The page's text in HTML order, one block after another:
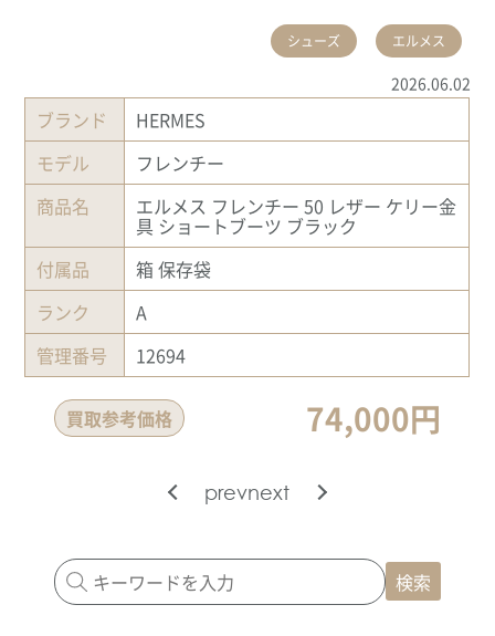
シューズ エルメス
2026.06.02
ブランド
HERMES
モデル
フレンチー
商品名
エルメス フレンチー 50 レザー ケリー金
具 ショートブーツ ブラック
付属品
箱 保存袋
ランク
A
管理番号
12694
買取参考価格 74,000円
prevnext
検索